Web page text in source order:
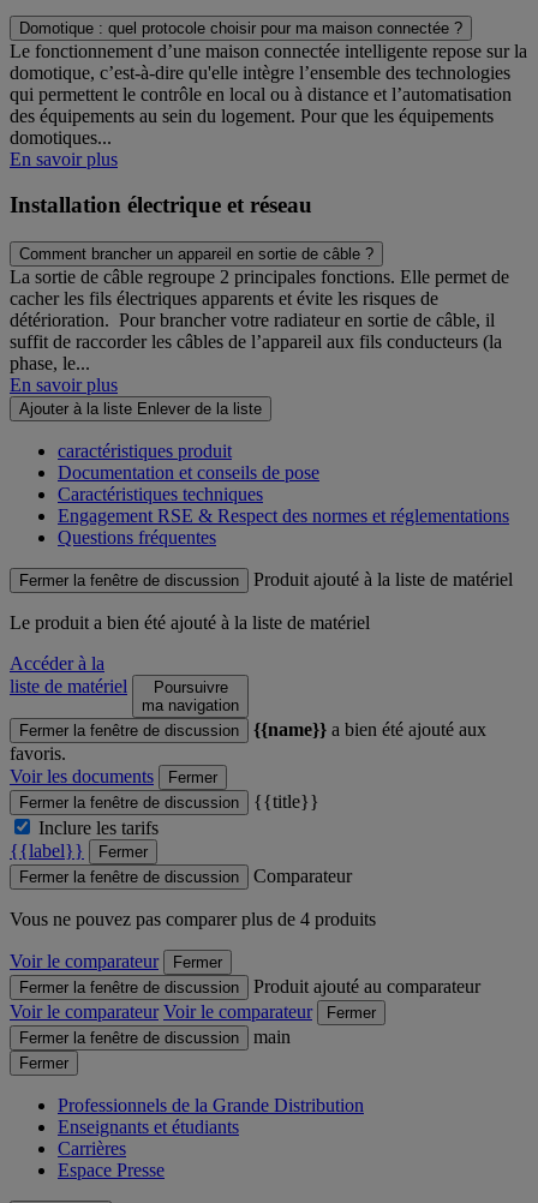
Domotique : quel protocole choisir pour ma maison connectée ?
Le fonctionnement d’une maison connectée intelligente repose sur la
domotique, c’est-à-dire qu'elle intègre l’ensemble des technologies
qui permettent le contrôle en local ou à distance et l’automatisation
des équipements au sein du logement. Pour que les équipements
domotiques...
En savoir plus
Installation électrique et réseau
Comment brancher un appareil en sortie de câble ?
La sortie de câble regroupe 2 principales fonctions. Elle permet de
cacher les fils électriques apparents et évite les risques de
détérioration. Pour brancher votre radiateur en sortie de câble, il
suffit de raccorder les câbles de l’appareil aux fils conducteurs (la
phase, le...
En savoir plus
Ajouter à la liste Enlever de la liste
caractéristiques produit
Documentation et conseils de pose
Caractéristiques techniques
Engagement RSE & Respect des normes et réglementations
Questions fréquentes
Fermer la fenêtre de discussion Produit ajouté à la liste de matériel
Le produit a bien été ajouté à la liste de matériel
Accéder à la
liste de matériel
Poursuivre
ma navigation
Fermer la fenêtre de discussion
{{name}} a bien été ajouté aux
favoris.
Voir les documents
Fermer
Fermer la fenêtre de discussion
{{title}}
Inclure les tarifs
{{label}}
Fermer
Fermer la fenêtre de discussion
Comparateur
Vous ne pouvez pas comparer plus de 4 produits
Voir le comparateur
Fermer
Fermer la fenêtre de discussion
Produit ajouté au comparateur
Voir le comparateur Voir le comparateur
Fermer
Fermer la fenêtre de discussion
main
Fermer
Professionnels de la Grande Distribution
Enseignants et étudiants
Carrières
Espace Presse